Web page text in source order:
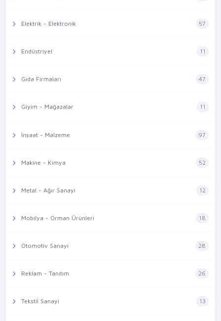
Elektrik - Elektronik 57
Endüstriyel 11
Gıda Firmaları 47
Giyim - Mağazalar 11
İnşaat - Malzeme 97
Makine - Kimya 52
Metal - Ağır Sanayi 12
Mobilya - Orman Ürünleri 18
Otomotiv Sanayi 28
Reklam - Tanıtım 26
Tekstil Sanayi 13